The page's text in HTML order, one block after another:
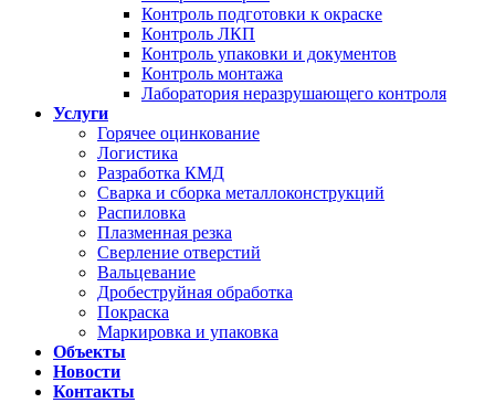
Контроль подготовки к окраске
Контроль ЛКП
Контроль упаковки и документов
Контроль монтажа
Лаборатория неразрушающего контроля
Услуги
Горячее оцинкование
Логистика
Разработка КМД
Сварка и сборка металлоконструкций
Распиловка
Плазменная резка
Сверление отверстий
Вальцевание
Дробеструйная обработка
Покраска
Маркировка и упаковка
Объекты
Новости
Контакты